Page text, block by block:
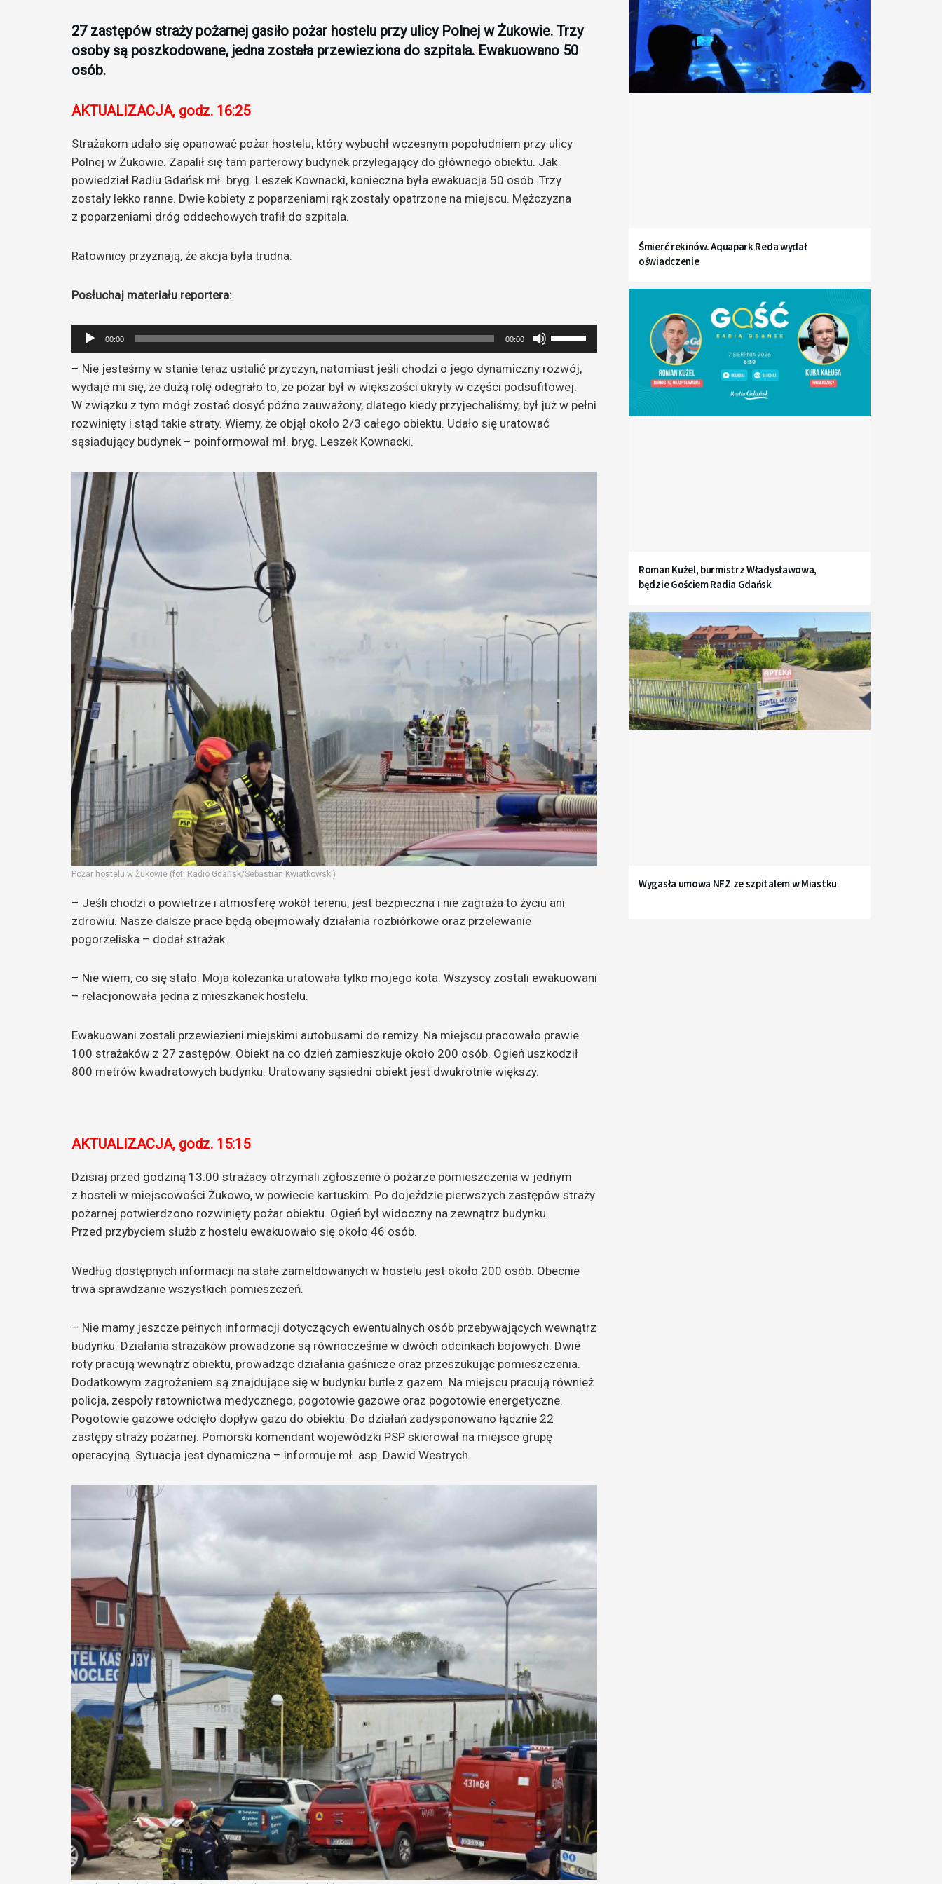
27 zastępów straży pożarnej gasiło pożar hostelu przy ulicy Polnej w Żukowie. Trzy
osoby są poszkodowane, jedna została przewieziona do szpitala. Ewakuowano 50
osób.
AKTUALIZACJA, godz. 16:25
Strażakom udało się opanować pożar hostelu, który wybuchł wczesnym popołudniem przy ulicy
Polnej w Żukowie. Zapalił się tam parterowy budynek przylegający do głównego obiektu. Jak
powiedział Radiu Gdańsk mł. bryg. Leszek Kownacki, konieczna była ewakuacja 50 osób. Trzy
zostały lekko ranne. Dwie kobiety z poparzeniami rąk zostały opatrzone na miejscu. Mężczyzna
z poparzeniami dróg oddechowych trafił do szpitala.
Ratownicy przyznają, że akcja była trudna.
Posłuchaj materiału reportera:
Odtwarzacz
plików
dźwiękowych
00:00 00:00
strzałek
do
góry
oraz
– Nie jesteśmy w stanie teraz ustalić przyczyn, natomiast jeśli chodzi o jego dynamiczny rozwój,
wydaje mi się, że dużą rolę odegrało to, że pożar był w większości ukryty w części podsufitowej.
W związku z tym mógł zostać dosyć późno zauważony, dlatego kiedy przyjechaliśmy, był już w pełni
rozwinięty i stąd takie straty. Wiemy, że objął około 2/3 całego obiektu. Udało się uratować
sąsiadujący budynek – poinformował mł. bryg. Leszek Kownacki.
Pożar hostelu w Żukowie (fot. Radio Gdańsk/Sebastian Kwiatkowski)
– Jeśli chodzi o powietrze i atmosferę wokół terenu, jest bezpieczna i nie zagraża to życiu ani
zdrowiu. Nasze dalsze prace będą obejmowały działania rozbiórkowe oraz przelewanie
pogorzeliska – dodał strażak.
– Nie wiem, co się stało. Moja koleżanka uratowała tylko mojego kota. Wszyscy zostali ewakuowani
– relacjonowała jedna z mieszkanek hostelu.
Ewakuowani zostali przewiezieni miejskimi autobusami do remizy. Na miejscu pracowało prawie
100 strażaków z 27 zastępów. Obiekt na co dzień zamieszkuje około 200 osób. Ogień uszkodził
800 metrów kwadratowych budynku. Uratowany sąsiedni obiekt jest dwukrotnie większy.
AKTUALIZACJA, godz. 15:15
Dzisiaj przed godziną 13:00 strażacy otrzymali zgłoszenie o pożarze pomieszczenia w jednym
z hosteli w miejscowości Żukowo, w powiecie kartuskim. Po dojeździe pierwszych zastępów straży
pożarnej potwierdzono rozwinięty pożar obiektu. Ogień był widoczny na zewnątrz budynku.
Przed przybyciem służb z hostelu ewakuowało się około 46 osób.
Według dostępnych informacji na stałe zameldowanych w hostelu jest około 200 osób. Obecnie
trwa sprawdzanie wszystkich pomieszczeń.
– Nie mamy jeszcze pełnych informacji dotyczących ewentualnych osób przebywających wewnątrz
budynku. Działania strażaków prowadzone są równocześnie w dwóch odcinkach bojowych. Dwie
roty pracują wewnątrz obiektu, prowadząc działania gaśnicze oraz przeszukując pomieszczenia.
Dodatkowym zagrożeniem są znajdujące się w budynku butle z gazem. Na miejscu pracują również
policja, zespoły ratownictwa medycznego, pogotowie gazowe oraz pogotowie energetyczne.
Pogotowie gazowe odcięło dopływ gazu do obiektu. Do działań zadysponowano łącznie 22
zastępy straży pożarnej. Pomorski komendant wojewódzki PSP skierował na miejsce grupę
operacyjną. Sytuacja jest dynamiczna – informuje mł. asp. Dawid Westrych.
Śmierć rekinów. Aquapark Reda wydał
oświadczenie
Roman Kużel, burmistrz Władysławowa,
będzie Gościem Radia Gdańsk
Wygasła umowa NFZ ze szpitalem w Miastku